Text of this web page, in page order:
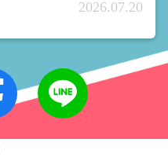
2026.07.20